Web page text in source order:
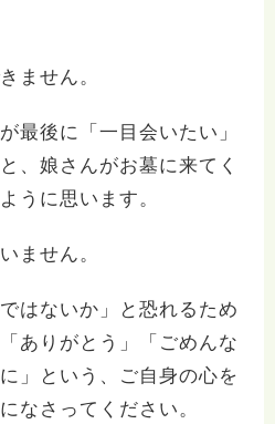
ません。
最後に「一目会いたい」
、娘さんがお墓に来てく
うに思います。
ません。
はないか」と恐れるため
ありがとう」「ごめんな
」という、ご自身の心を
なさってください。